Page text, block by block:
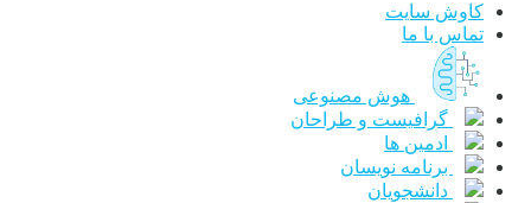
کاوش سایت
تماس با ما
هوش مصنوعی
گرافیست و طراحان
ادمین ها
برنامه نویسان
دانشجویان